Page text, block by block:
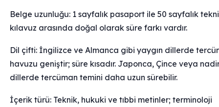
Belge uzunluğu: 1 sayfalık pasaport ile 50 sayfalık
kılavuz arasında doğal olarak süre farkı vardır.
Dil çifti: İngilizce ve Almanca gibi yaygın dillerde
havuzu geniştir; süre kısadır. Japonca, Çince veya
dillerde tercüman temini daha uzun sürebilir.
İçerik türü: Teknik, hukuki ve tıbbi metinler; terminoloji